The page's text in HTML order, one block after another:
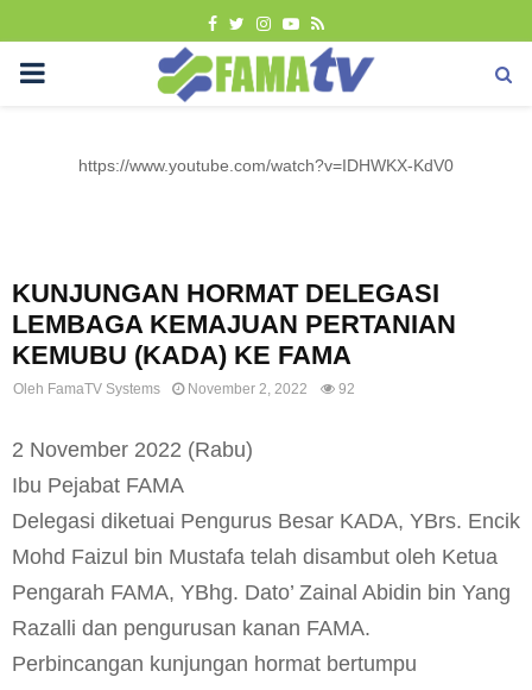
FACEBOOK
TWITTER
INSTAGRAM
YOUTUBE
RSS
PRIMARY
https://www.youtube.com/watch?v=IDHWKX-KdV0
KUNJUNGAN HORMAT DELEGASI
LEMBAGA KEMAJUAN PERTANIAN
KEMUBU (KADA) KE FAMA
Oleh FamaTV Systems November 2, 2022 92
2 November 2022 (Rabu)
Ibu Pejabat FAMA
Delegasi diketuai Pengurus Besar KADA, YBrs. Encik
Mohd Faizul bin Mustafa telah disambut oleh Ketua
Pengarah FAMA, YBhg. Dato’ Zainal Abidin bin Yang
Razalli dan pengurusan kanan FAMA.
Perbincangan kunjungan hormat bertumpu